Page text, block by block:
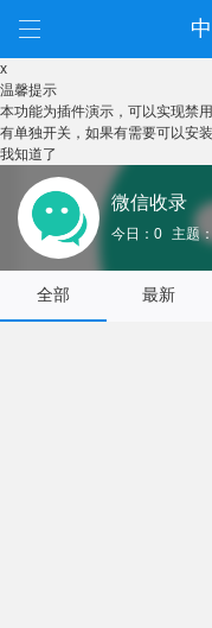
x
温馨提示
本功能为插件演示，可以实现禁
有单独开关，如果有需要可以安
我知道了
微信收录
今日：0 主题
全部 最新